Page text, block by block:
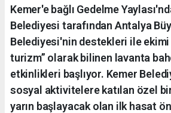
Kemer'e bağlı Gedelme
Belediyesi tarafından Antalya
Belediyesi'nin destekleri ile ekimi
turizm” olarak bilinen lavanta
etkinlikleri başlıyor. Kemer
sosyal aktivitelere katılan özel
yarın başlayacak olan ilk hasat